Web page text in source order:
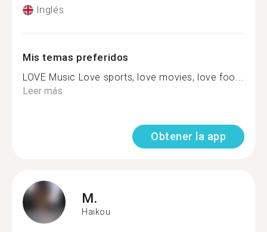
Inglés
Mis temas preferidos
LOVE Music Love sports, love movies, love foo...
Leer más
Obtener la app
M.
Haikou